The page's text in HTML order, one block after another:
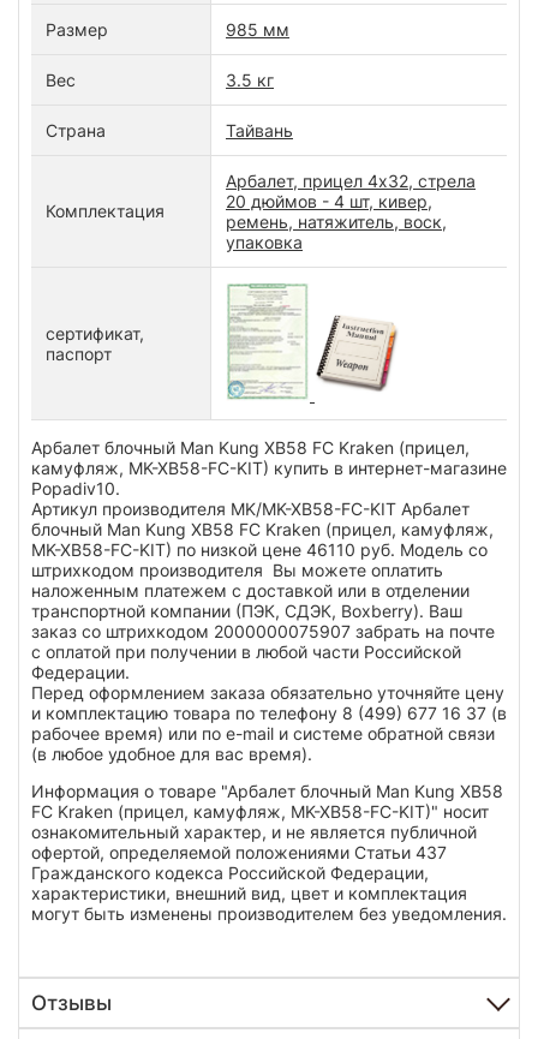
Размер 985 мм
Вес 3.5 кг
Страна Тайвань
Комплектация
Арбалет, прицел 4х32, стрела
20 дюймов - 4 шт, кивер,
ремень, натяжитель, воск,
упаковка
сертификат,
паспорт
Арбалет блочный Man Kung XB58 FC Kraken (прицел,
камуфляж, MK-XB58-FC-KIT) купить в интернет-магазине
Popadiv10.
Артикул производителя MK/MK-XB58-FC-KIT Арбалет
блочный Man Kung XB58 FC Kraken (прицел, камуфляж,
MK-XB58-FC-KIT) по низкой цене 46110 руб. Модель со
штрихкодом производителя Вы можете оплатить
наложенным платежем с доставкой или в отделении
транспортной компании (ПЭК, СДЭК, Boxberry). Ваш
заказ со штрихкодом 2000000075907 забрать на почте
с оплатой при получении в любой части Российской
Федерации.
Перед оформлением заказа обязательно уточняйте цену
и комплектацию товара по телефону 8 (499) 677 16 37 (в
рабочее время) или по e-mail и системе обратной связи
(в любое удобное для вас время).
Информация о товаре "Арбалет блочный Man Kung XB58
FC Kraken (прицел, камуфляж, MK-XB58-FC-KIT)" носит
ознакомительный характер, и не является публичной
офертой, определяемой положениями Статьи 437
Гражданского кодекса Российской Федерации,
характеристики, внешний вид, цвет и комплектация
могут быть изменены производителем без уведомления.
Отзывы